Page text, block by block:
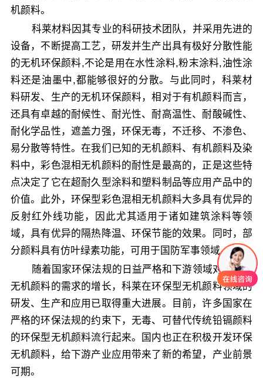
机颜料。
科莱材料因其专业的科研技术团队，并采用先进的
设备，不断提高工艺，研发并生产出具有极好分散性能
的无机环保颜料,不论是用在水性涂料,粉末涂料,油性涂
料还是油墨中,都能够很好的分散。与此同时，科莱材
料研发、生产的无机环保颜料，相对于有机颜料而言，
还具有卓越的耐候性、耐光性、耐高温性、耐酸碱性、
耐化学品性，遮盖力强，环保无毒，不迁移、不渗色、
易分散等特性。在我们已知的无机颜料、有机颜料及染
料中，彩色混相无机颜料的耐性是最高的，正是这些特
点决定了它在超耐久型涂料和塑料制品等应用产品中的
价值。此外，环保型彩色混相无机颜料大多具有优异的
反射红外线功能，因此尤其适用于诸如建筑涂料等领
域，具有优异的隔热降温、环保节能的效果。同时，部
分颜料具有仿叶绿素功能，可用于国防军事领域。
随着国家环保法规的日益严格和下游领域对环保型
无机颜料的需求的增长，科莱在环保型无机颜料领域的
研发、生产和应用已取得重大进展。目前，许多国家在
严格的环保法规的约束下，无毒、可替代传统铅镉颜料
的环保型无机颜料流行起来。国内也正在积极开发环保
无机颜料，给下游产业应用带来了新的希望，产业前景
可期。